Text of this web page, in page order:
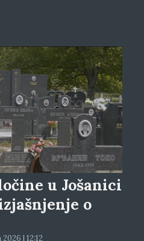
u Jošanici
o
| 12:12